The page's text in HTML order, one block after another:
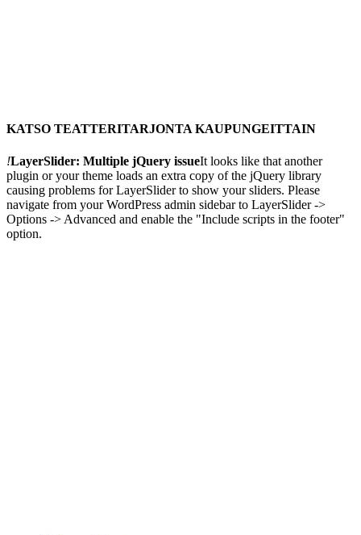
KATSO TEATTERITARJONTA KAUPUNGEITTAIN
!LayerSlider: Multiple jQuery issueIt looks like that another
plugin or your theme loads an extra copy of the jQuery library
causing problems for LayerSlider to show your sliders. Please
navigate from your WordPress admin sidebar to LayerSlider ->
Options -> Advanced and enable the "Include scripts in the footer"
option.